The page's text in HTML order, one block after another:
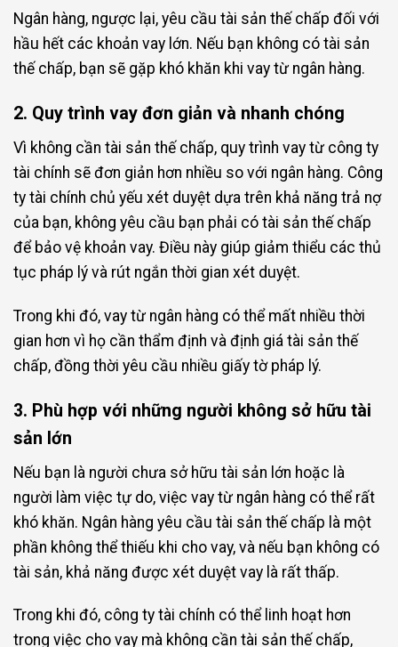
Ngân hàng, ngược lại, yêu cầu tài sản thế chấp đối với
hầu hết các khoản vay lớn. Nếu bạn không có tài sản
thế chấp, bạn sẽ gặp khó khăn khi vay từ ngân hàng.
2. Quy trình vay đơn giản và nhanh chóng
Vì không cần tài sản thế chấp, quy trình vay từ công ty
tài chính sẽ đơn giản hơn nhiều so với ngân hàng. Công
ty tài chính chủ yếu xét duyệt dựa trên khả năng trả nợ
của bạn, không yêu cầu bạn phải có tài sản thế chấp
để bảo vệ khoản vay. Điều này giúp giảm thiểu các thủ
tục pháp lý và rút ngắn thời gian xét duyệt.
Trong khi đó, vay từ ngân hàng có thể mất nhiều thời
gian hơn vì họ cần thẩm định và định giá tài sản thế
chấp, đồng thời yêu cầu nhiều giấy tờ pháp lý.
3. Phù hợp với những người không sở hữu tài
sản lớn
Nếu bạn là người chưa sở hữu tài sản lớn hoặc là
người làm việc tự do, việc vay từ ngân hàng có thể rất
khó khăn. Ngân hàng yêu cầu tài sản thế chấp là một
phần không thể thiếu khi cho vay, và nếu bạn không có
tài sản, khả năng được xét duyệt vay là rất thấp.
Trong khi đó, công ty tài chính có thể linh hoạt hơn
trong việc cho vay mà không cần tài sản thế chấp,